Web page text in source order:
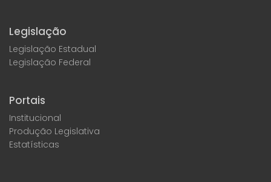
Legislação
Legislação Estadual
Legislação Federal
Portais
Institucional
Produção Legislativa
Estatísticas